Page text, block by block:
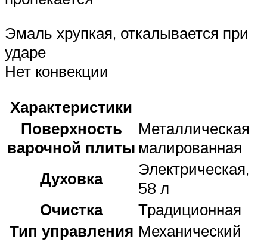
Эмаль хрупкая, откалывается при
ударе
Нет конвекции
Характеристики
Поверхность
варочной плиты
Металлическая
малированная
Духовка
Электрическая,
58 л
Очистка
Традиционная
Тип управления Механический